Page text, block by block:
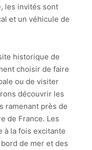
les invités sont
et un véhicule de
historique de
choisir de faire
ou de visiter
découvrir les
ramenant près de
de France. Les
à la fois excitante
de mer et des